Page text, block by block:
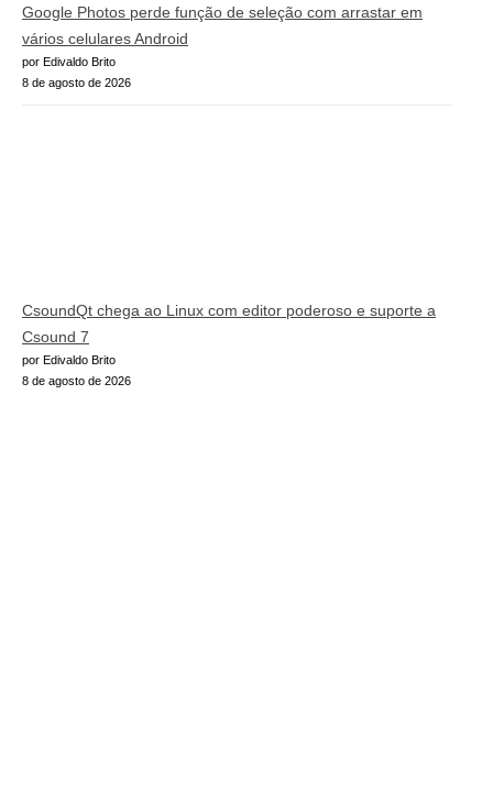
Google Photos perde função de seleção com arrastar em
vários celulares Android
por Edivaldo Brito
8 de agosto de 2026
CsoundQt chega ao Linux com editor poderoso e suporte a
Csound 7
por Edivaldo Brito
8 de agosto de 2026